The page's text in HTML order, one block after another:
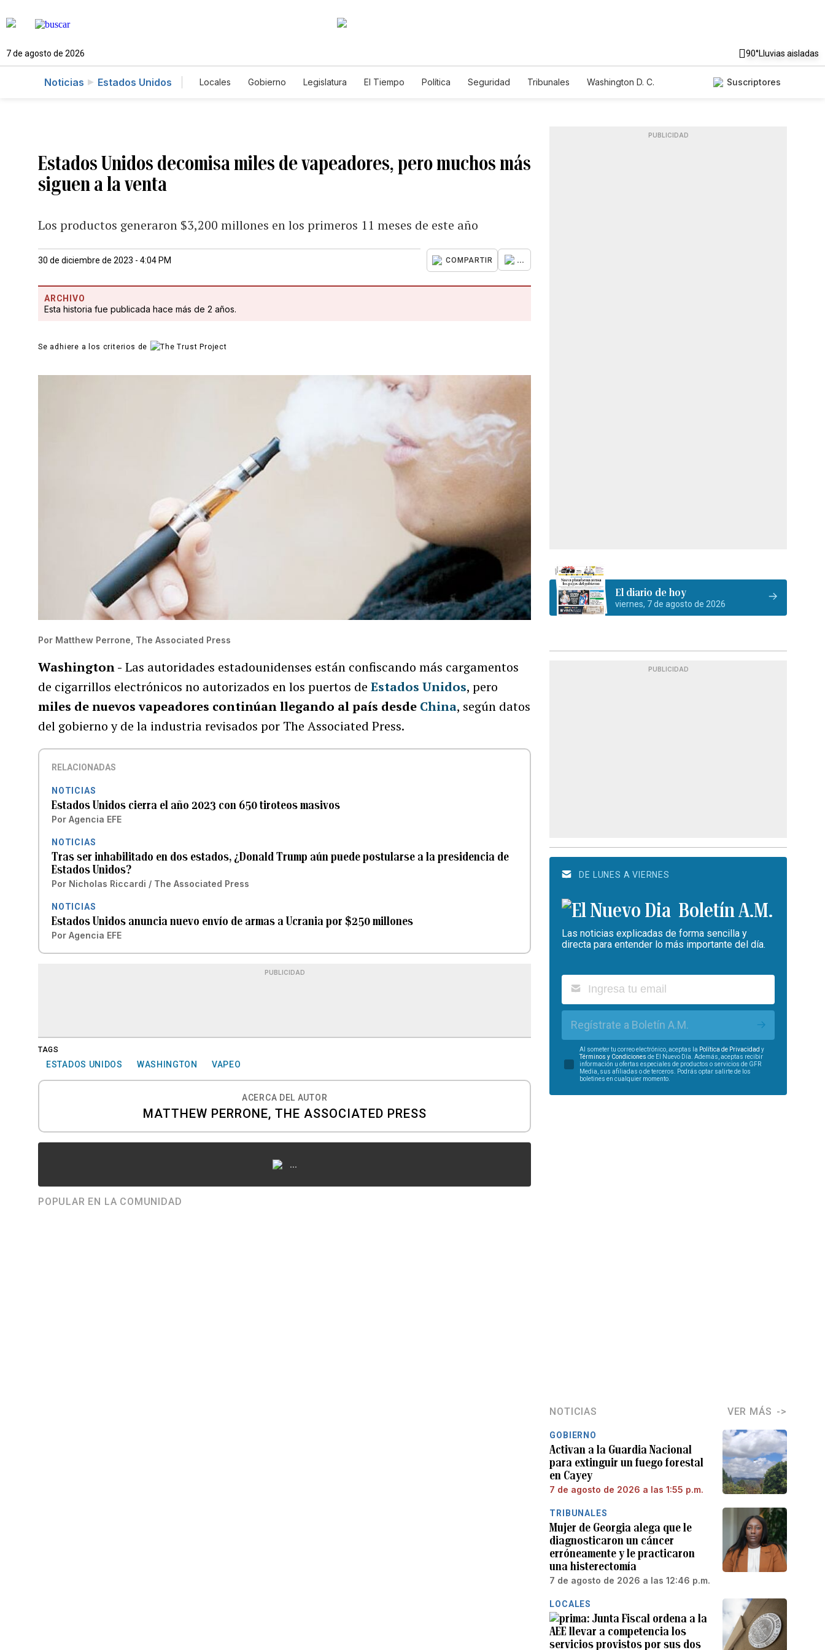
7 de agosto de 2026 90°Lluvias aisladas
Noticias Estados Unidos Locales Gobierno Legislatura El Tiempo Política Seguridad Tribunales
Washington D. C.
Suscriptores
Estados Unidos decomisa miles de vapeadores, pero muchos más
siguen a la venta
Los productos generaron $3,200 millones en los primeros 11 meses de este año
30 de diciembre de 2023 - 4:04 PM COMPARTIR ...
ARCHIVO
Esta historia fue publicada hace más de 2 años.
Se adhiere a los criterios de
Por Matthew Perrone, The Associated Press
Washington - Las autoridades estadounidenses están confiscando más cargamentos
de cigarrillos electrónicos no autorizados en los puertos deEstados Unidos, pero
miles de nuevos vapeadores continúan llegando al país desde China, según datos
del gobierno y de la industria revisados por The Associated Press.
RELACIONADAS
NOTICIAS
Estados Unidos cierra el año 2023 con 650 tiroteos masivos
Por Agencia EFE
NOTICIAS
Tras ser inhabilitado en dos estados, ¿Donald Trump aún puede postularse a la presidencia de
Estados Unidos?
Por Nicholas Riccardi / The Associated Press
NOTICIAS
Estados Unidos anuncia nuevo envío de armas a Ucrania por $250 millones
Por Agencia EFE
PUBLICIDAD
TAGS
ESTADOS UNIDOS WASHINGTON VAPEO
ACERCA DEL AUTOR
MATTHEW PERRONE, THE ASSOCIATED PRESS
...
POPULAR EN LA COMUNIDAD
PUBLICIDAD
El diario de hoy
viernes, 7 de agosto de 2026
PUBLICIDAD
DE LUNES A VIERNES
Boletín A.M.
Las noticias explicadas de forma sencilla y
directa para entender lo más importante del día.
Regístrate a Boletín A.M.
Al someter tu correo electrónico, aceptas la Política de Privacidad y
Términos y Condiciones de El Nuevo Día. Además, aceptas recibir
información u ofertas especiales de productos o servicios de GFR
Media, sus afiliadas o de terceros. Podrás optar salirte de los
boletines en cualquier momento.
NOTICIAS VER MÁS
GOBIERNO
Activan a la Guardia Nacional
para extinguir un fuego forestal
en Cayey
7 de agosto de 2026 a las 1:55 p.m.
TRIBUNALES
Mujer de Georgia alega que le
diagnosticaron un cáncer
erróneamente y le practicaron
una histerectomía
7 de agosto de 2026 a las 12:46 p.m.
LOCALES
Junta Fiscal ordena a la
AEE llevar a competencia los
servicios provistos por sus dos